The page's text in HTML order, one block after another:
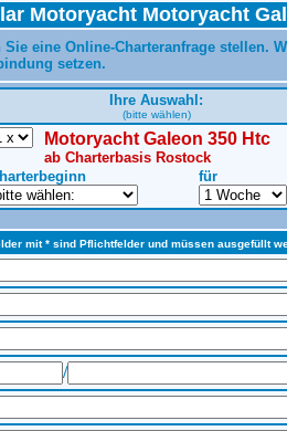
Motoryacht Motoryacht
eine Online-Charteranfrage
setzen.
Ihre Auswahl:
(bitte wählen)
Motoryacht Galeon 350 Htc
ab Charterbasis Rostock
für
mit * sind Pflichtfelder und müssen ausgefüllt
/